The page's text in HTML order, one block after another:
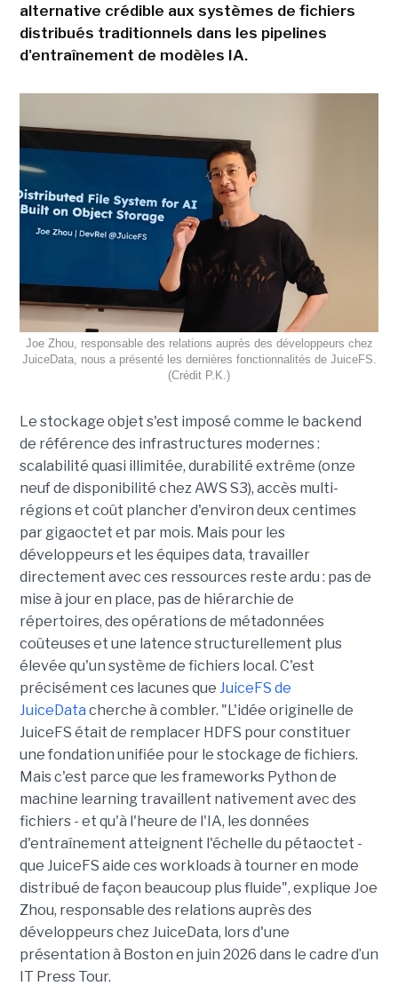
alternative crédible aux systèmes de fichiers
distribués traditionnels dans les pipelines
d'entraînement de modèles IA.
Joe Zhou, responsable des relations auprès des développeurs chez
JuiceData, nous a présenté les dernières fonctionnalités de JuiceFS.
(Crédit P.K.)
Le stockage objet s'est imposé comme le backend
de référence des infrastructures modernes :
scalabilité quasi illimitée, durabilité extrême (onze
neuf de disponibilité chez AWS S3), accès multi-
régions et coût plancher d'environ deux centimes
par gigaoctet et par mois. Mais pour les
développeurs et les équipes data, travailler
directement avec ces ressources reste ardu : pas de
mise à jour en place, pas de hiérarchie de
répertoires, des opérations de métadonnées
coûteuses et une latence structurellement plus
élevée qu'un système de fichiers local. C'est
précisément ces lacunes que JuiceFS de
JuiceData cherche à combler. "L'idée originelle de
JuiceFS était de remplacer HDFS pour constituer
une fondation unifiée pour le stockage de fichiers.
Mais c'est parce que les frameworks Python de
machine learning travaillent nativement avec des
fichiers - et qu'à l'heure de l'IA, les données
d'entraînement atteignent l'échelle du pétaoctet -
que JuiceFS aide ces workloads à tourner en mode
distribué de façon beaucoup plus fluide", explique Joe
Zhou, responsable des relations auprès des
développeurs chez JuiceData, lors d'une
présentation à Boston en juin 2026 dans le cadre d’un
IT Press Tour.